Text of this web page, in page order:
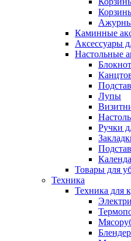
Каминные
Аксессуары
Настольные
Лупы
Ручки
Товары для
Техника
Техника для